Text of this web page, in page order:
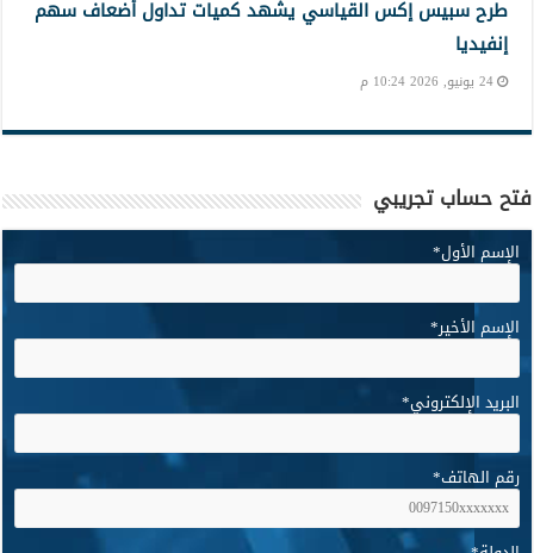
طرح سبيس إكس القياسي يشهد كميات تداول أضعاف سهم
إنفيديا
24 يونيو, 2026 10:24 م
فتح حساب تجريبي
الإسم الأول*
الإسم الأخير*
البريد الإلكتروني*
رقم الهاتف*